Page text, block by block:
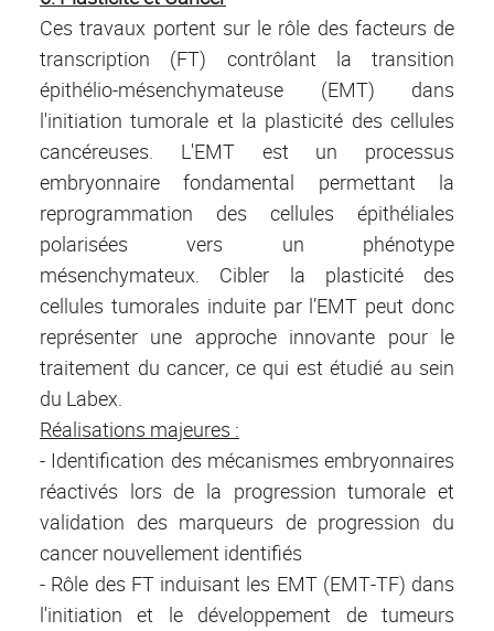
Ces travaux portent sur le rôle des facteurs de
transcription (FT) contrôlant la transition
épithélio-mésenchymateuse (EMT) dans
l'initiation tumorale et la plasticité des cellules
cancéreuses. L'EMT est un processus
embryonnaire fondamental permettant la
reprogrammation des cellules épithéliales
polarisées vers un phénotype
mésenchymateux. Cibler la plasticité des
cellules tumorales induite par l’EMT peut donc
représenter une approche innovante pour le
traitement du cancer, ce qui est étudié au sein
du Labex.
Réalisations majeures :
- Identification des mécanismes embryonnaires
réactivés lors de la progression tumorale et
validation des marqueurs de progression du
cancer nouvellement identifiés
- Rôle des FT induisant les EMT (EMT-TF) dans
l'initiation et le développement de tumeurs